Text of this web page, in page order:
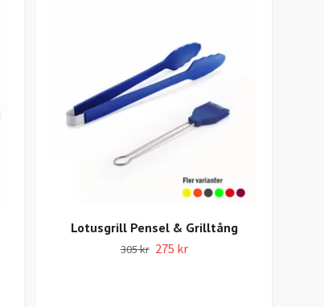
Lotusgrill Pensel & Grilltång
305 kr 275 kr